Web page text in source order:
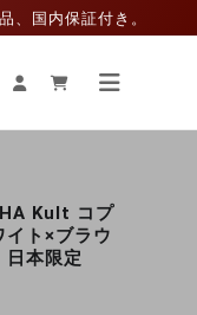
、国内保証付き。
Kult コプ
ト×ブラウ
日本限定